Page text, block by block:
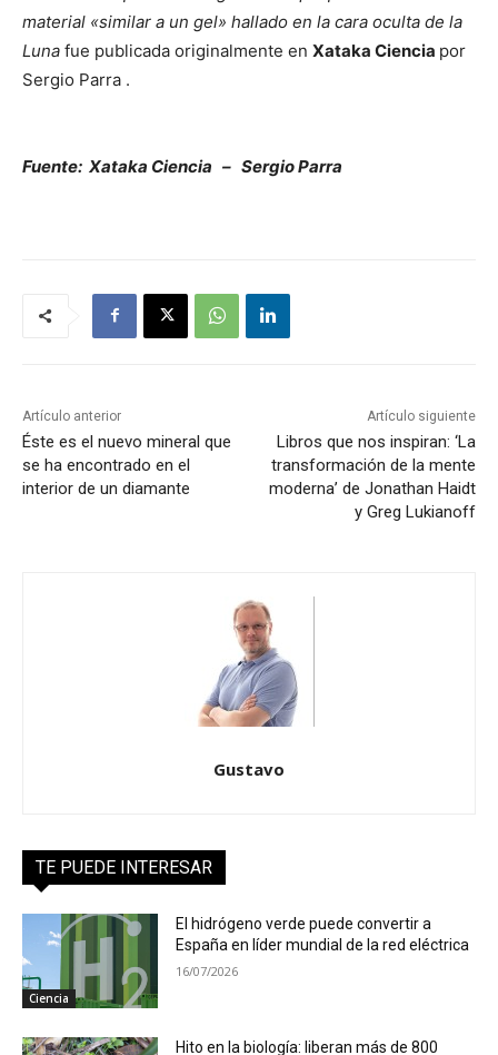
material «similar a un gel» hallado en la cara oculta de la
Luna fue publicada originalmente en Xataka Ciencia por
Sergio Parra .
Fuente: Xataka Ciencia – Sergio Parra
Artículo anterior
Éste es el nuevo mineral que
se ha encontrado en el
interior de un diamante
Artículo siguiente
Libros que nos inspiran: ‘La
transformación de la mente
moderna’ de Jonathan Haidt
y Greg Lukianoff
Gustavo
TE PUEDE INTERESAR
Ciencia
El hidrógeno verde puede convertir a
España en líder mundial de la red eléctrica
16/07/2026
Hito en la biología: liberan más de 800